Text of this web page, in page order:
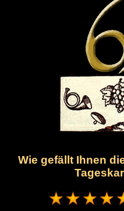
Wie gefällt Ihnen